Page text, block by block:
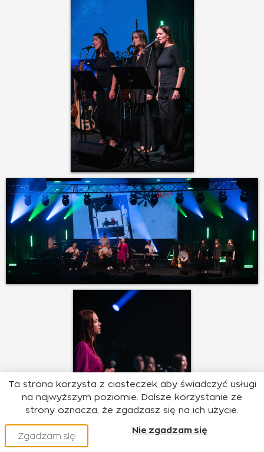
Ta strona korzysta z ciasteczek aby świadczyć usługi
na najwyższym poziomie. Dalsze korzystanie ze
strony oznacza, że zgadzasz się na ich użycie.
Zgadzam się
Nie zgadzam się